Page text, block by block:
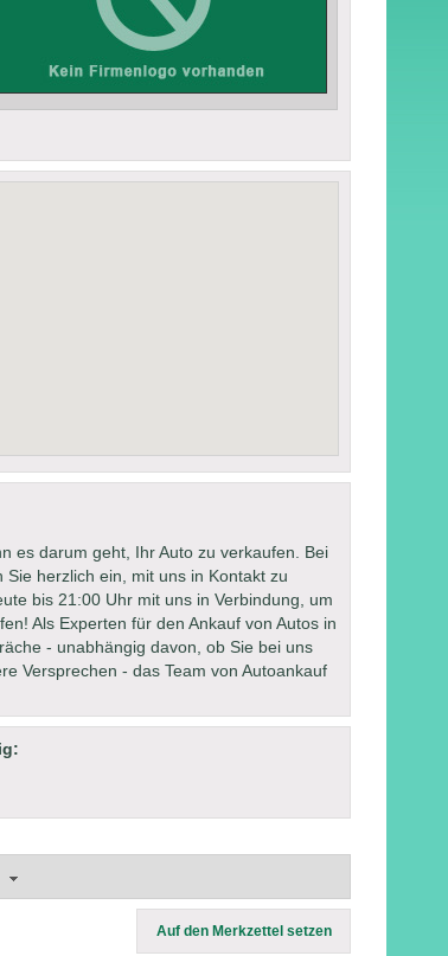
es darum geht, Ihr Auto zu verkaufen. Bei
herzlich ein, mit uns in Kontakt zu
bis 21:00 Uhr mit uns in Verbindung, um
Als Experten für den Ankauf von Autos in
- unabhängig davon, ob Sie bei uns
Versprechen - das Team von Autoankauf
Auf den Merkzettel setzen